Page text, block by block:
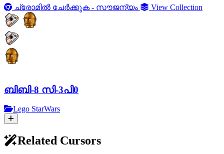
ച്രോമിൽ ചേർക്കുക - സൗജന്യം
View Collection
ബിബി-8 സി-3പി0
Lego StarWars
Related Cursors